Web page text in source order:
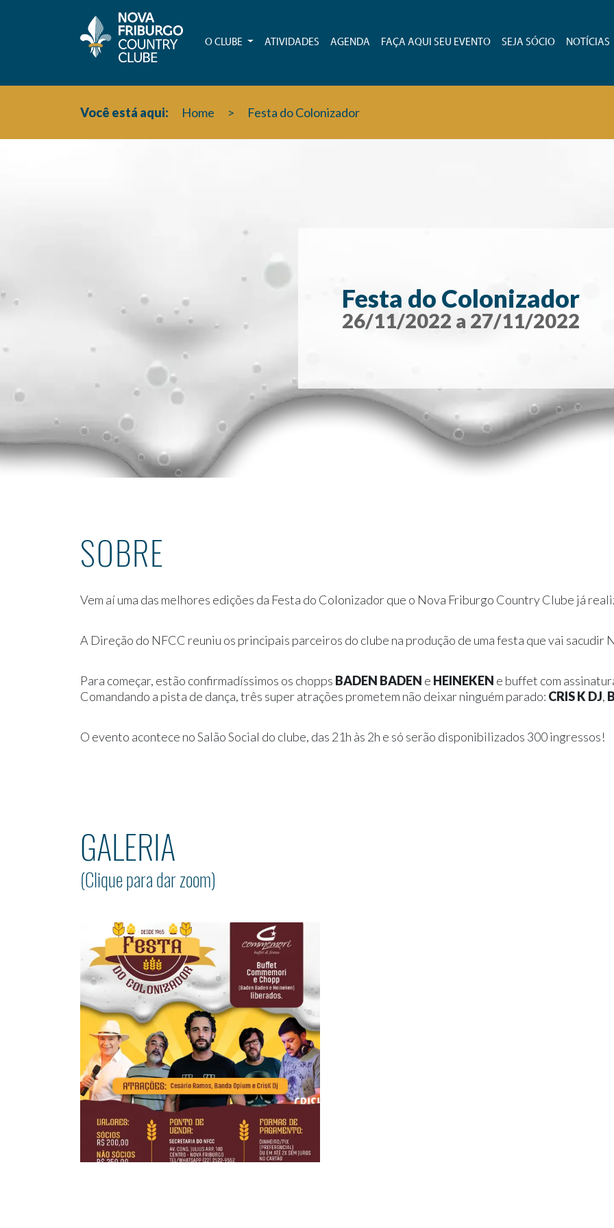
O CLUBE ATIVIDADES AGENDA FAÇA AQUI SEU EVENTO SEJA SÓCIO NOTÍCIAS
Você está aqui: Home > Festa do Colonizador
Festa do Colonizador
26/11/2022 a 27/11/2022
SOBRE
Vem aí uma das melhores edições da Festa do Colonizador que o Nova Friburgo Country Clube já
A Direção do NFCC reuniu os principais parceiros do clube na produção de uma festa que vai sacudir
Para começar, estão confirmadíssimos os chopps BADEN BADEN e HEINEKEN e buffet com
Comandando a pista de dança, três super atrações prometem não deixar ninguém parado: CRIS K DJ,
O evento acontece no Salão Social do clube, das 21h às 2h e só serão disponibilizados 300 ingressos!
GALERIA
(Clique para dar zoom)